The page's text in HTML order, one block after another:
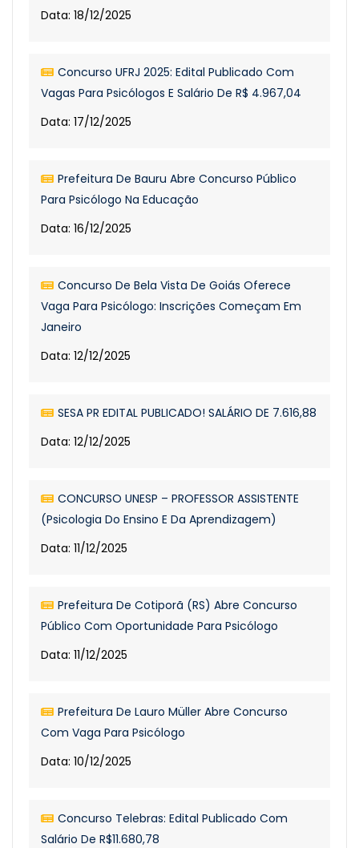
Data: 18/12/2025
Concurso UFRJ 2025: Edital Publicado Com
Vagas Para Psicólogos E Salário De R$ 4.967,04
Data: 17/12/2025
Prefeitura De Bauru Abre Concurso Público
Para Psicólogo Na Educação
Data: 16/12/2025
Concurso De Bela Vista De Goiás Oferece
Vaga Para Psicólogo: Inscrições Começam Em
Janeiro
Data: 12/12/2025
SESA PR EDITAL PUBLICADO! SALÁRIO DE 7.616,88
Data: 12/12/2025
CONCURSO UNESP – PROFESSOR ASSISTENTE
(Psicologia Do Ensino E Da Aprendizagem)
Data: 11/12/2025
Prefeitura De Cotiporã (RS) Abre Concurso
Público Com Oportunidade Para Psicólogo
Data: 11/12/2025
Prefeitura De Lauro Müller Abre Concurso
Com Vaga Para Psicólogo
Data: 10/12/2025
Concurso Telebras: Edital Publicado Com
Salário De R$11.680,78